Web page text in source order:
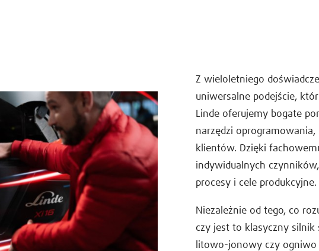
Z wieloletniego
uniwersalne podejście,
Linde oferujemy bogate
narzędzi
klientów. Dzięki
indywidualnych
procesy i cele produkcyjne.
Niezależnie od tego, co
czy jest to klasyczny silnik
litowo-jonowy czy ogniwo